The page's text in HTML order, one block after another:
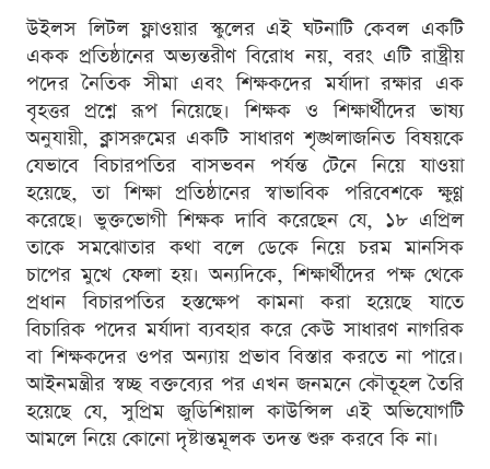
উইলস লিটল ফ্লাওয়ার স্কুলের এই ঘটনাটি কেবল একটি
একক প্রতিষ্ঠানের অভ্যন্তরীণ বিরোধ নয়, বরং এটি রাষ্ট্রীয়
পদের নৈতিক সীমা এবং শিক্ষকদের মর্যাদা রক্ষার এক
বৃহত্তর প্রশ্নে রূপ নিয়েছে। শিক্ষক ও শিক্ষার্থীদের ভাষ্য
অনুযায়ী, ক্লাসরুমের একটি সাধারণ শৃঙ্খলাজনিত বিষয়কে
যেভাবে বিচারপতির বাসভবন পর্যন্ত টেনে নিয়ে যাওয়া
হয়েছে, তা শিক্ষা প্রতিষ্ঠানের স্বাভাবিক পরিবেশকে ক্ষুণ্ণ
করেছে। ভুক্তভোগী শিক্ষক দাবি করেছেন যে, ১৮ এপ্রিল
তাকে সমঝোতার কথা বলে ডেকে নিয়ে চরম মানসিক
চাপের মুখে ফেলা হয়। অন্যদিকে, শিক্ষার্থীদের পক্ষ থেকে
প্রধান বিচারপতির হস্তক্ষেপ কামনা করা হয়েছে যাতে
বিচারিক পদের মর্যাদা ব্যবহার করে কেউ সাধারণ নাগরিক
বা শিক্ষকদের ওপর অন্যায় প্রভাব বিস্তার করতে না পারে।
আইনমন্ত্রীর স্বচ্ছ বক্তব্যের পর এখন জনমনে কৌতূহল তৈরি
হয়েছে যে, সুপ্রিম জুডিশিয়াল কাউন্সিল এই অভিযোগটি
আমলে নিয়ে কোনো দৃষ্টান্তমূলক তদন্ত শুরু করবে কি না।